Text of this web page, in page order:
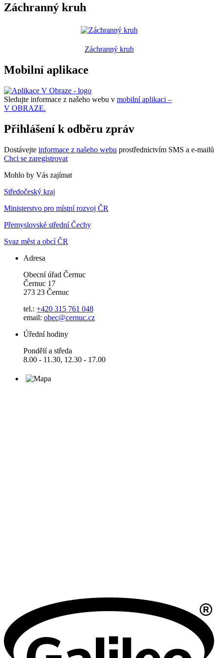
Záchranný kruh
Záchranný kruh
Mobilní aplikace
Sledujte informace z našeho webu v mobilní aplikaci –
V OBRAZE.
Přihlášení k odběru zpráv
Dostávejte informace z našeho webu prostřednictvím SMS a e-mailů
Chci se zaregistrovat
Mohlo by Vás zajímat
Středočeský kraj
Ministerstvo pro místní rozvoj ČR
Přemyslovské střední Čechy
Svaz měst a obcí ČR
Adresa
Obecní úřad Černuc
Černuc 17
273 23 Černuc
tel.: +420 315 761 048
email: obec@cernuc.cz
Úřední hodiny
Pondělí a středa
8.00 - 11.30, 12.30 - 17.00